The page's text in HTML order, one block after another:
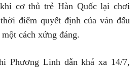
cơ thủ trẻ Hàn Quốc lại chơi
điểm quyết định của ván đấu
cách xứng đáng.
Phương Linh dẫn khá xa 14/7,